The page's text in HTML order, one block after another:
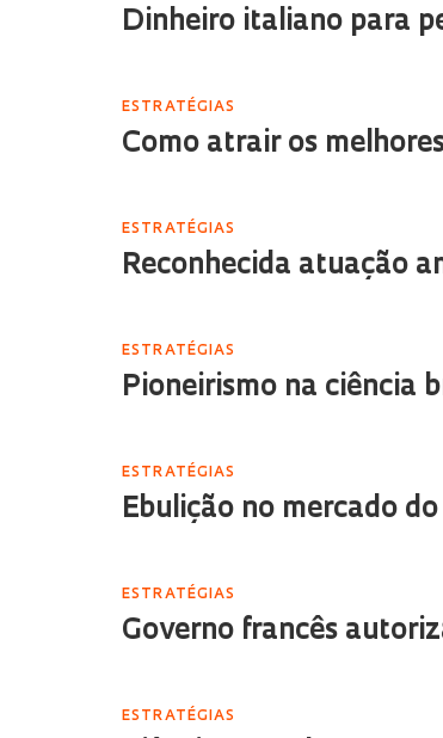
Dinheiro italiano para
ESTRATÉGIAS
Como atrair os
ESTRATÉGIAS
Reconhecida atuação
ESTRATÉGIAS
Pioneirismo na ciência
ESTRATÉGIAS
Ebulição no mercado
ESTRATÉGIAS
Governo francês
ESTRATÉGIAS